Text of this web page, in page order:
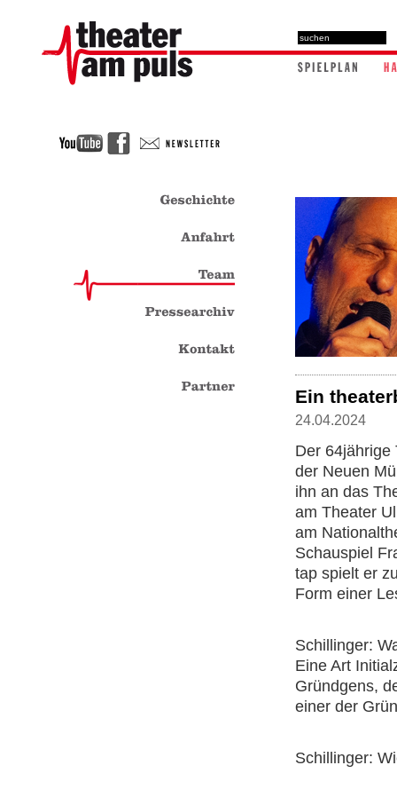
Ein
24.04.2024
Der 64jährige
der Neuen
ihn an das
am Theater
am
Schauspiel
tap spielt er
Form einer
Schillinger:
Eine Art
Gründgens,
einer der
Schillinger: